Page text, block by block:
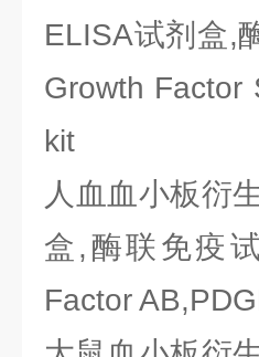
ELISA试剂盒,
Growth Factor
kit
人血血小板衍
盒,酶联免疫
Factor